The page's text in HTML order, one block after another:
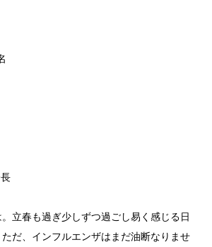
立春も過ぎ少しずつ過ごし易く感じる日
だ、インフルエンザはまだ油断なりませ